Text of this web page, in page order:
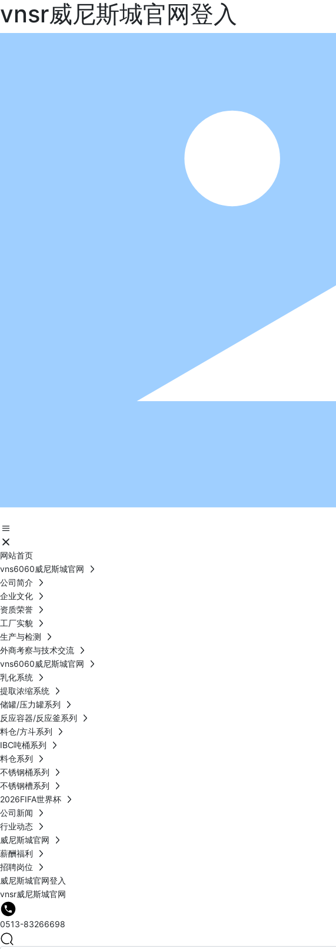
vnsr威尼斯城官网登入
网站首页
vns6060威尼斯城官网
公司简介
企业文化
资质荣誉
工厂实貌
生产与检测
外商考察与技术交流
vns6060威尼斯城官网
乳化系统
提取浓缩系统
储罐/压力罐系列
反应容器/反应釜系列
料仓/方斗系列
IBC吨桶系列
料仓系列
不锈钢桶系列
不锈钢槽系列
2026FIFA世界杯
公司新闻
行业动态
威尼斯城官网
薪酬福利
招聘岗位
威尼斯城官网登入
vnsr威尼斯城官网
0513-83266698